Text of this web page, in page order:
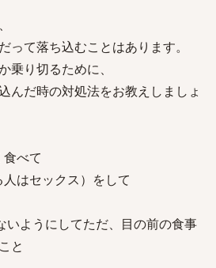
って落ち込むことはあります。
乗り切るために、
んだ時の対処法をお教えしましょ
べて
はセックス）をして
いようにしてただ、目の前の食事
と